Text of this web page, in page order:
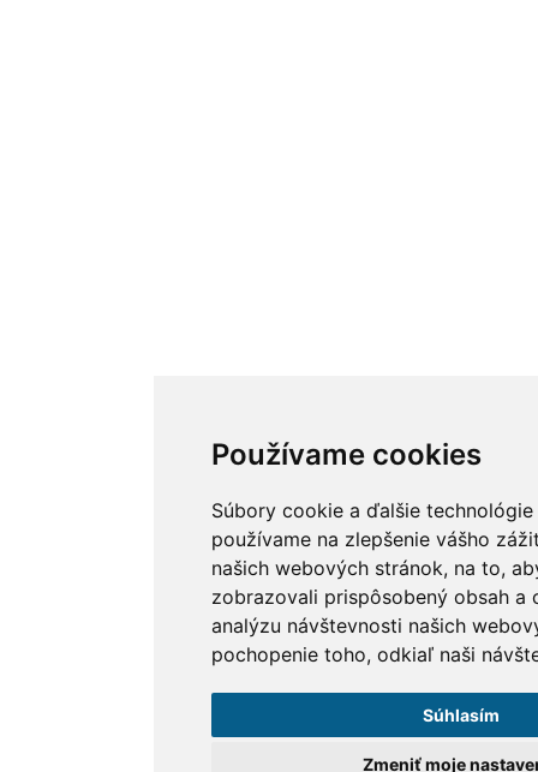
Používame cookies
Súbory cookie a ďalšie
používame na zlepšenie vášho
našich webových stránok, na to,
zobrazovali prispôsobený obsah a
analýzu návštevnosti našich
pochopenie toho, odkiaľ naši
Súhlasím
Zmeniť moje